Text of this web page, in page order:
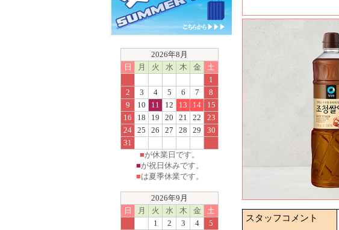
2026年8月
日
月 火 水 木 金
土
1
2
3 4 5 6 7
8
9
10 11 12 13 14
15
16
18 19 20 21 22
23
24 25 26 27 28 29
30
31
■が休業日です。
■が祝日休みです。
■は夏季休業です。
2026年9月
日
月 火 水 木 金
土
1
2 3 4
5
スタッフコメント